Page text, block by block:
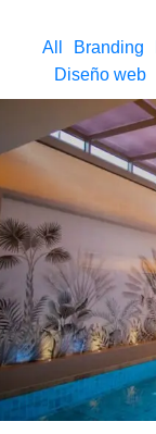
All Branding
Diseño web